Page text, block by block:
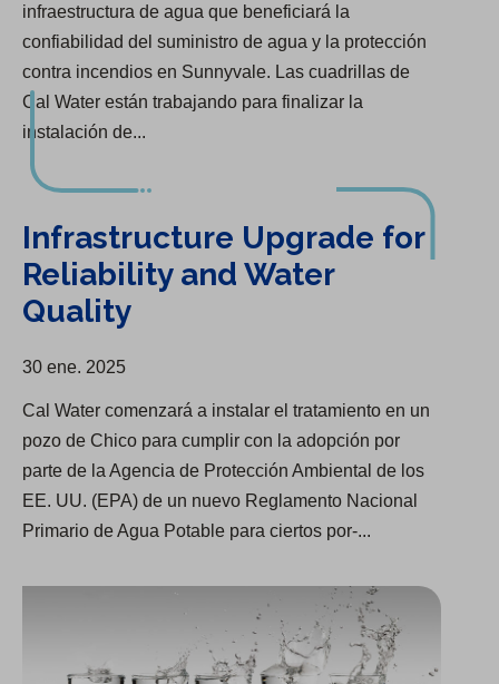
infraestructura de agua que beneficiará la
confiabilidad del suministro de agua y la protección
contra incendios en Sunnyvale. Las cuadrillas de
Cal Water están trabajando para finalizar la
instalación de...
Infrastructure Upgrade for
Reliability and Water
Quality
30 ene. 2025
Cal Water comenzará a instalar el tratamiento en un
pozo de Chico para cumplir con la adopción por
parte de la Agencia de Protección Ambiental de los
EE. UU. (EPA) de un nuevo Reglamento Nacional
Primario de Agua Potable para ciertos por-...
Rafael Molina es nombrado gerente de distrito de Bakersfield